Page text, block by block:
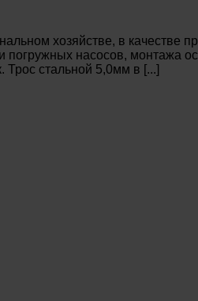
хозяйстве, в качестве
погружных насосов, монтажа
стальной 5,0мм в [...]